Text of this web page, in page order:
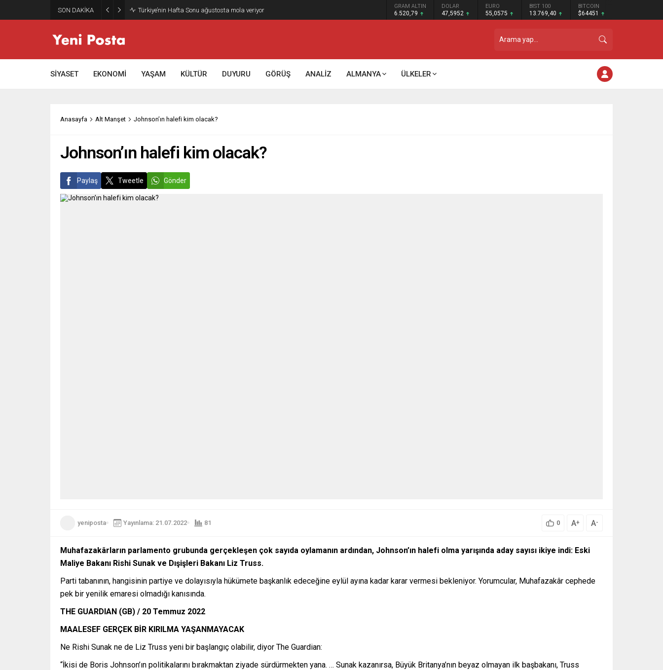
SON DAKİKA Gazze’nin geleceği: Teknokratik kontrol mü, kolonializm mi? GRAM ALTIN
6.520,79
DOLAR
47,5952
EURO
55,0575
BIST 100
13.769,40
BITCOIN
$64451
SİYASET EKONOMİ YAŞAM KÜLTÜR DUYURU GÖRÜŞ ANALİZ ALMANYA ÜLKELER
Anasayfa Alt Manşet Johnson’ın halefi kim olacak?
Johnson’ın halefi kim olacak?
Paylaş Tweetle Gönder
yeniposta Yayınlama: 21.07.2022 81 0 A+ A-
Muhafazakârların parlamento grubunda gerçekleşen çok sayıda oylamanın ardından, Johnson’ın halefi olma yarışında aday sayısı ikiye indi: Eski
Maliye Bakanı Rishi Sunak ve Dışişleri Bakanı Liz Truss.
Parti tabanının, hangisinin partiye ve dolayısıyla hükümete başkanlık edeceğine eylül ayına kadar karar vermesi bekleniyor. Yorumcular, Muhafazakâr cephede
pek bir yenilik emaresi olmadığı kanısında.
THE GUARDIAN (GB) / 20 Temmuz 2022
MAALESEF GERÇEK BİR KIRILMA YAŞANMAYACAK
Ne Rishi Sunak ne de Liz Truss yeni bir başlangıç olabilir, diyor The Guardian:
“İkisi de Boris Johnson’ın politikalarını bırakmaktan ziyade sürdürmekten yana. … Sunak kazanırsa, Büyük Britanya’nın beyaz olmayan ilk başbakanı, Truss